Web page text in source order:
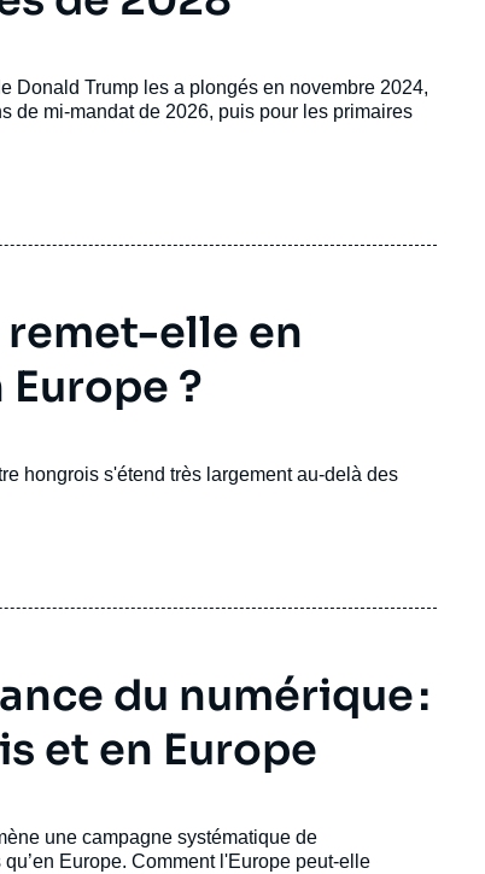
Donald Trump les a plongés en novembre 2024,
de mi-mandat de 2026, puis pour les primaires
elle en
?
hongrois s'étend très largement au-delà des
du numérique :
et en Europe
une campagne systématique de
Europe. Comment l'Europe peut-elle